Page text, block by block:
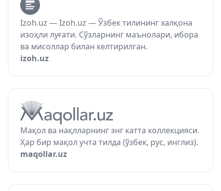
Izoh.uz — Izoh.uz — Ўзбек тилининг халқона
изоҳли луғати. Сўзларнинг маънолари, ибора
ва мисоллар билан келтирилган.
izoh.uz
Мақол ва нақлларнинг энг катта коллекцияси.
Ҳар бир мақол учта тилда (ўзбек, рус, инглиз).
maqollar.uz